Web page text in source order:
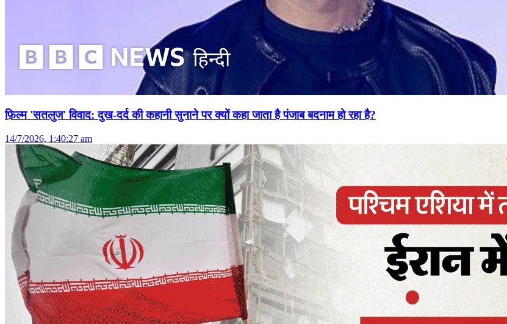
फ़िल्म 'सतलुज' विवाद: दुख-दर्द की कहानी सुनाने पर क्यों कहा जाता है पंजाब बदनाम हो रहा है?
14/7/2026, 1:40:27 am